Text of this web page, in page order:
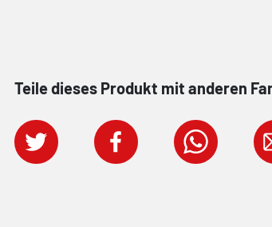
Teile dieses Produkt mit anderen